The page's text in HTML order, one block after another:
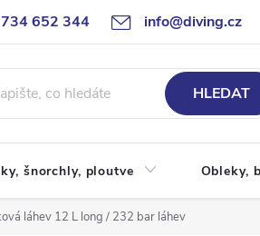
734 652 344 info@diving.cz
Obchodní podmínky Reklamace
HLEDAT
šnorchly, ploutve Obleky,
láhev 12 L long / 232 bar láhev